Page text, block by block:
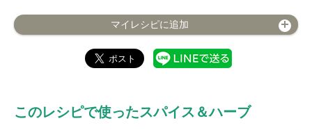
マイレシピに追加
このレシピで使ったスパイス＆ハーブ